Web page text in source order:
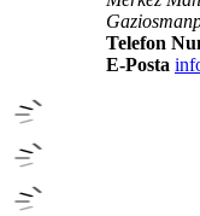
Telefon
E-Posta